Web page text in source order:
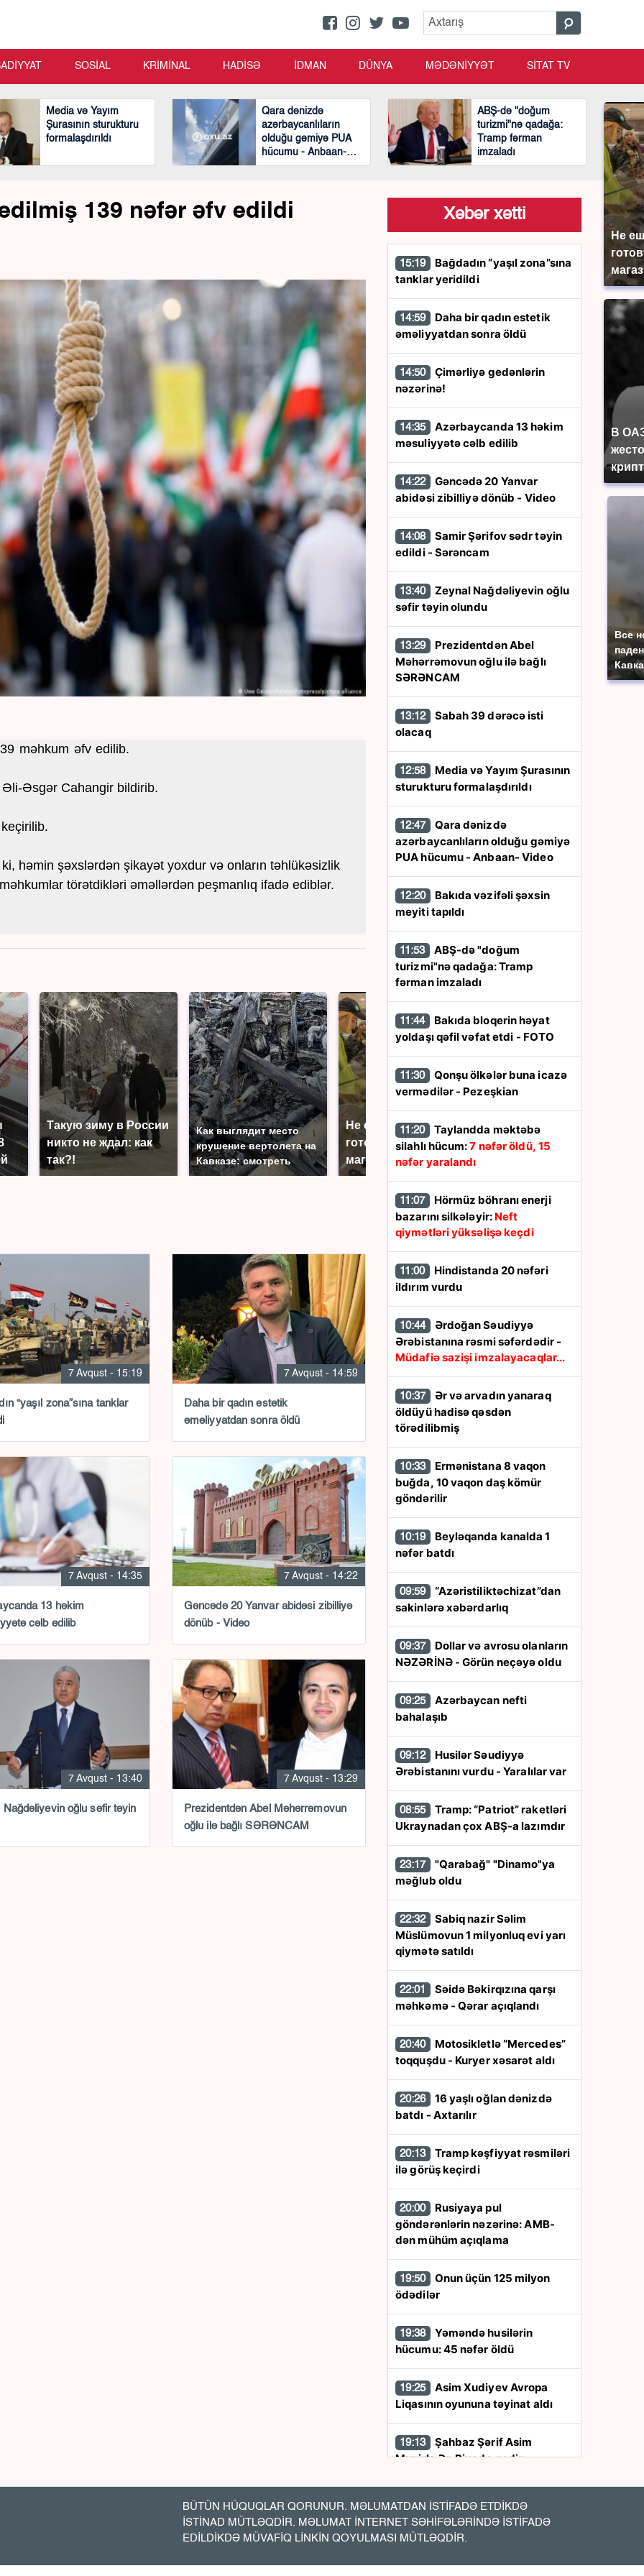
Не
В
Все
SOSİAL KRİMİNAL HADİSƏ İDMAN DÜNYA MƏDƏNİYYƏT SİTAT TV
Media və Yayım
Şurasının sturukturu
formalaşdırıldı
Qara dənizdə
azərbaycanlıların
olduğu gəmiyə PUA
hücumu - Anbaan-
Video
ABŞ-də "doğum
turizmi"nə qadağa:
Tramp fərman
imzaladı
139 nəfər əfv edildi
məhkum əfv edilib.
Əsgər Cahangir bildirib.
həmin şəxslərdən şikayət yoxdur və onların təhlükəsizlik
törətdikləri əməllərdən peşmanlıq ifadə ediblər.
Такую зиму в России
никто не ждал: как
так?!
Как выглядит место
крушение вертолета на
Кавказе: смотреть
Не ешьте эту
готовую еду из
магазина: список
В ОАЭ произошло
жестокое убийство
7 Avqust - 15:19
“yaşıl zona”sına tanklar
7 Avqust - 14:59
Daha bir qadın estetik
əməliyyatdan sonra öldü
7 Avqust - 14:35
13 həkim
cəlb edilib
7 Avqust - 14:22
Gəncədə 20 Yanvar abidəsi zibilliyə
dönüb - Video
7 Avqust - 13:40
Nağdəliyevin oğlu səfir təyin
7 Avqust - 13:29
Prezidentdən Abel Məhərrəmovun
oğlu ilə bağlı SƏRƏNCAM
Xəbər xətti
15:19
tanklar yeridildi
14:59
əməliyyatdan sonra öldü
14:50
nəzərinə!
14:35
məsuliyyətə cəlb edilib
14:22
abidəsi zibilliyə dönüb - Video
14:08
edildi - Sərəncam
13:40
səfir təyin olundu
13:29
Məhərrəmovun oğlu ilə bağlı
SƏRƏNCAM
13:12
olacaq
12:58
sturukturu formalaşdırıldı
12:47
azərbaycanlıların olduğu gəmiyə
PUA hücumu - Anbaan- Video
12:20
meyiti tapıldı
11:53
turizmi"nə qadağa: Tramp
fərman imzaladı
11:44
yoldaşı qəfil vəfat etdi - FOTO
11:30
vermədilər - Pezeşkian
11:20
silahlı hücum:7 nəfər öldü, 15
nəfər yaralandı
11:07
bazarını silkələyir: Neft
qiymətləri yüksəlişə keçdi
11:00
ildırım vurdu
10:44
Ərəbistanına rəsmi səfərdədir -
Müdafiə sazişi imzalayacaqlar...
10:37
öldüyü hadisə qəsdən
törədilibmiş
10:33
buğda, 10 vaqon daş kömür
göndərilir
10:19
nəfər batdı
09:59
sakinlərə xəbərdarlıq
09:37
NƏZƏRİNƏ - Görün neçəyə oldu
09:25
bahalaşıb
09:12
Ərəbistanını vurdu - Yaralılar var
08:55
Ukraynadan çox ABŞ-a lazımdır
23:17
məğlub oldu
22:32
Müslümovun 1 milyonluq evi yarı
qiymətə satıldı
22:01
məhkəmə - Qərar açıqlandı
20:40
toqquşdu - Kuryer xəsarət aldı
20:26
batdı - Axtarılır
20:13
ilə görüş keçirdi
20:00
göndərənlərin nəzərinə: AMB-
dən mühüm açıqlama
19:50
ödədilər
19:38
hücumu: 45 nəfər öldü
19:25
Liqasının oyununa təyinat aldı
19:13
Munirlə Ər-Riyada gedir
qarşı sanksiyaları genişləndirib
Qurbandan nələr yazdı?
BÜTÜN HÜQUQLAR QORUNUR. MƏLUMATDAN İSTİFADƏ ETDİKDƏ
İSTİNAD MÜTLƏQDİR. MƏLUMAT İNTERNET SƏHİFƏLƏRİNDƏ İSTİFADƏ
EDİLDİKDƏ MÜVAFİQ LİNKİN QOYULMASI MÜTLƏQDİR.